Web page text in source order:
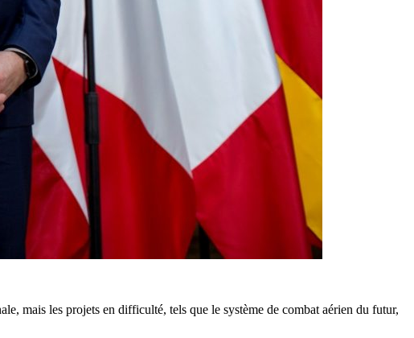
mais les projets en difficulté, tels que le système de combat aérien du futur,